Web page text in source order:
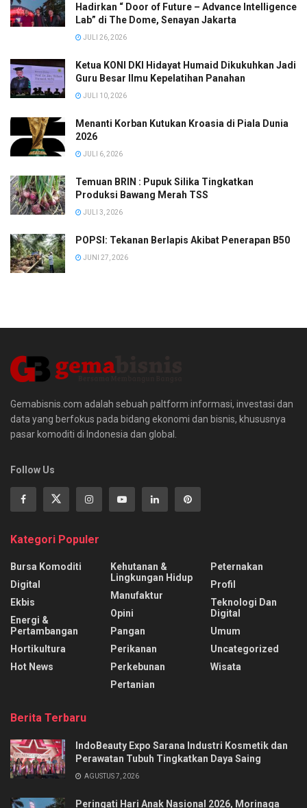
Hadirkan “ Door of Future – Advance Intelligence
Lab” di The Dome, Senayan Jakarta
JULI 26, 2026
Ketua KONI DKI Hidayat Humaid Dikukuhkan Jadi
Guru Besar Ilmu Kepelatihan Panahan
JULI 10, 2026
Menanti Korban Kutukan Kroasia di Piala Dunia
2026
JULI 6, 2026
Temuan BRIN : Pupuk Silika Tingkatkan
Produksi Bawang Merah TSS
JULI 3, 2026
POPSI: Tekanan Berlapis Akibat Penerapan B50
JUNI 27, 2026
Gemabisnis.com adalah sebuah paltform informasi, investasi dan
data yang berfokus pada bidang ekonomi dan bisnis, khususnya
pasar komoditi di Indonesia dan global.
Follow Us
Kategori Populer
Bursa Komoditi
Digital
Ekbis
Energi &
Pertambangan
Hortikultura
Hot News
Kehutanan &
Lingkungan Hidup
Manufaktur
Opini
Pangan
Perikanan
Perkebunan
Pertanian
Peternakan
Profil
Teknologi Dan
Digital
Umum
Uncategorized
Wisata
Berita Terbaru
IndoBeauty Expo Sarana Industri Kosmetik dan
Perawatan Tubuh Tingkatkan Daya Saing
AGUSTUS 7, 2026
Peringati Hari Anak Nasional 2026, Morinaga